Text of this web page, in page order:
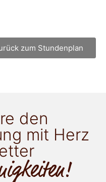
zum Stundenplan
den
mit Herz